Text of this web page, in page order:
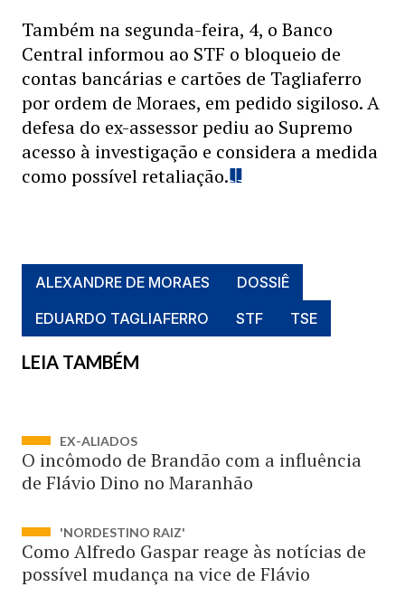
Também na segunda-feira, 4, o Banco
Central informou ao STF o bloqueio de
contas bancárias e cartões de Tagliaferro
por ordem de Moraes, em pedido sigiloso. A
defesa do ex-assessor pediu ao Supremo
acesso à investigação e considera a medida
como possível retaliação.
ALEXANDRE DE MORAES
DOSSIÊ
EDUARDO TAGLIAFERRO
STF TSE
LEIA TAMBÉM
EX-ALIADOS
O incômodo de Brandão com a influência
de Flávio Dino no Maranhão
'NORDESTINO RAIZ'
Como Alfredo Gaspar reage às notícias de
possível mudança na vice de Flávio